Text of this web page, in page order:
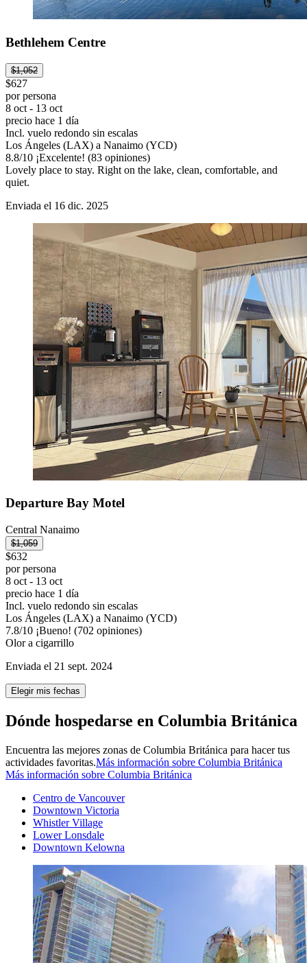
Bethlehem Centre
$1,052
$627
por persona
8 oct - 13 oct
precio hace 1 día
Incl. vuelo redondo sin escalas
Los Ángeles (LAX) a Nanaimo (YCD)
8.8/10 ¡Excelente! (83 opiniones)
Lovely place to stay. Right on the lake, clean, comfortable, and
quiet.
Enviada el 16 dic. 2025
Departure Bay Motel
Central Nanaimo
$1,059
$632
por persona
8 oct - 13 oct
precio hace 1 día
Incl. vuelo redondo sin escalas
Los Ángeles (LAX) a Nanaimo (YCD)
7.8/10 ¡Bueno! (702 opiniones)
Olor a cigarrillo
Enviada el 21 sept. 2024
Elegir mis fechas
Dónde hospedarse en Columbia Británica
Encuentra las mejores zonas de Columbia Británica para hacer tus
actividades favoritas.Más información sobre Columbia Británica
Más información sobre Columbia Británica
Centro de Vancouver
Downtown Victoria
Whistler Village
Lower Lonsdale
Downtown Kelowna